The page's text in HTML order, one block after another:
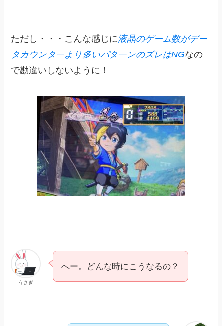
ただし・・・こんな感じに液晶のゲーム数がデー
タカウンターより多いパターンのズレはNGなの
で勘違いしないように！
うさぎ
へー。どんな時にこうなるの？